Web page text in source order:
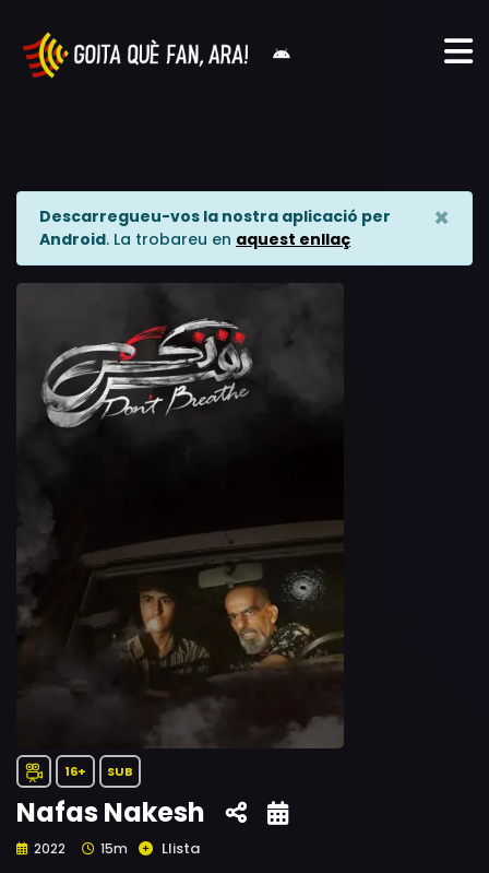
Descarregueu-vos la nostra aplicació per
Android. La trobareu en aquest enllaç
×
16+ SUB
Nafas Nakesh
2022 15m Llista